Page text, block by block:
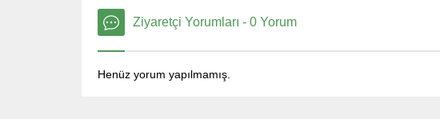
Ziyaretçi Yorumları - 0 Yorum
Henüz yorum yapılmamış.